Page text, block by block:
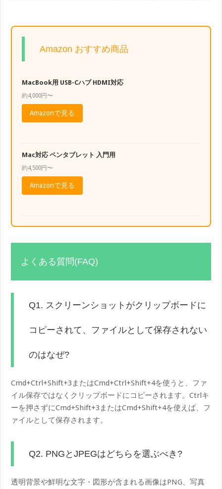
Amazon おすすめ商品
MacBook用 USB-Cハブ HDMI対応
約4,000円〜
Amazonで見る
Mac対応 ペンタブレット 入門用
約4,500円〜
Amazonで見る
よくある質問(FAQ)
Q1. スクリーンショットがクリップボードに
コピーされて、ファイルとして保存されない
のはなぜ?
Cmd+Ctrl+Shift+3またはCmd+Ctrl+Shift+4を使うと、ファ
イル保存ではなくクリップボードにコピーされます。Ctrlキ
ーを押さずにCmd+Shift+3またはCmd+Shift+4を使えば、フ
ァイルとして保存されます。
Q2. PNGとJPEGはどちらを選ぶべき?
透明背景や鮮明な文字・図形が含まれる画像はPNG、写真